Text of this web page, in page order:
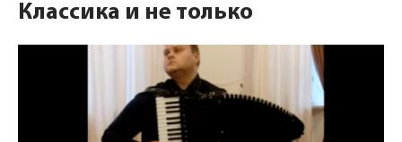
Классика и не только